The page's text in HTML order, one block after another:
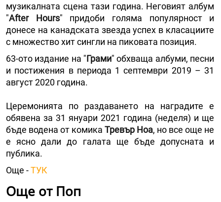
музикалната сцена тази година. Неговият албум
"After Hours" придоби голяма популярност и
донесе на канадската звезда успех в класациите
с множество хит сингли на пиковата позиция.
63-ото издание на "Грами" обхваща албуми, песни
и постижения в периода 1 септември 2019 – 31
август 2020 година.
Церемонията по раздаването на наградите е
обявена за 31 януари 2021 година (неделя) и ще
бъде водена от комикаТревър Ноа, но все още не
е ясно дали до галата ще бъде допусната и
публика.
Още -ТУК
Още от Поп